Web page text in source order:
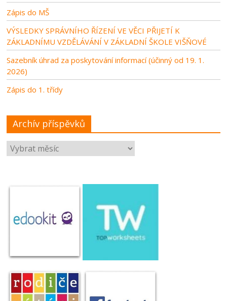
Zápis do MŠ
VÝSLEDKY SPRÁVNÍHO ŘÍZENÍ VE VĚCI PŘIJETÍ K
ZÁKLADNÍMU VZDĚLÁVÁNÍ V ZÁKLADNÍ ŠKOLE VIŠŇOVÉ
Sazebník úhrad za poskytování informací (účinný od 19. 1.
2026)
Zápis do 1. třídy
Archív příspěvků